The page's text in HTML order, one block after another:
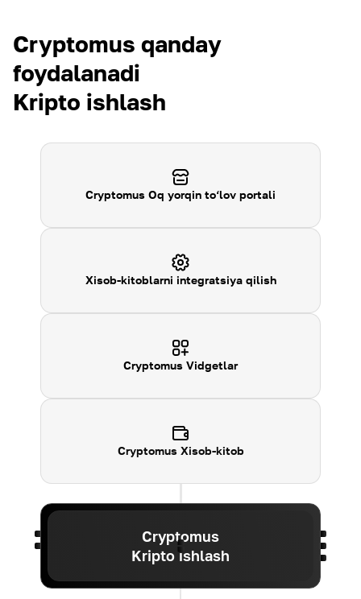
Cryptomus qanday
foydalanadi
Kripto ishlash
Cryptomus Oq yorqin to‘lov portali
Xisob-kitoblarni integratsiya qilish
Cryptomus Vidgetlar
Cryptomus Xisob-kitob
Cryptomus
Kripto ishlash